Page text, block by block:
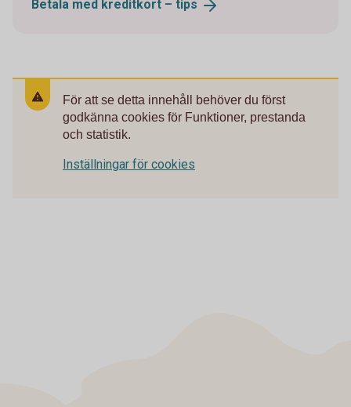
Betala med kreditkort – tips
För att se detta innehåll behöver du först
godkänna cookies för Funktioner, prestanda
och statistik.
Inställningar för cookies